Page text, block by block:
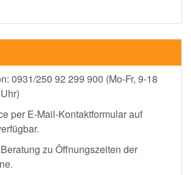
0931/250 92 299 900 (Mo-Fr, 9-18
per E-Mail-Kontaktformular auf
zu Öffnungszeiten der